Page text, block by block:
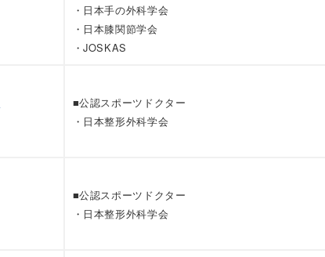
・日本手の外科学会
・日本膝関節学会
・JOSKAS
■公認スポーツドクター
・日本整形外科学会
■公認スポーツドクター
・日本整形外科学会